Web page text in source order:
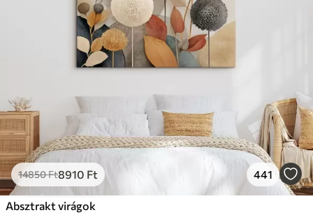
14850Ft8910 Ft 441
Absztrakt virágok